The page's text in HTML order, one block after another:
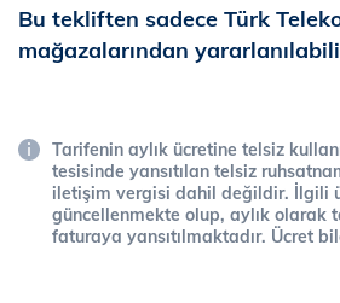
Bu tekliften sadece Türk
mağazalarından
Tarifenin aylık ücretine telsiz
tesisinde yansıtılan telsiz
iletişim vergisi dahil değildir. İlgili
güncellenmekte olup, aylık olarak
faturaya yansıtılmaktadır. Ücret